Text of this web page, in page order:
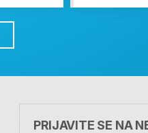
PRIJAVITE SE NA